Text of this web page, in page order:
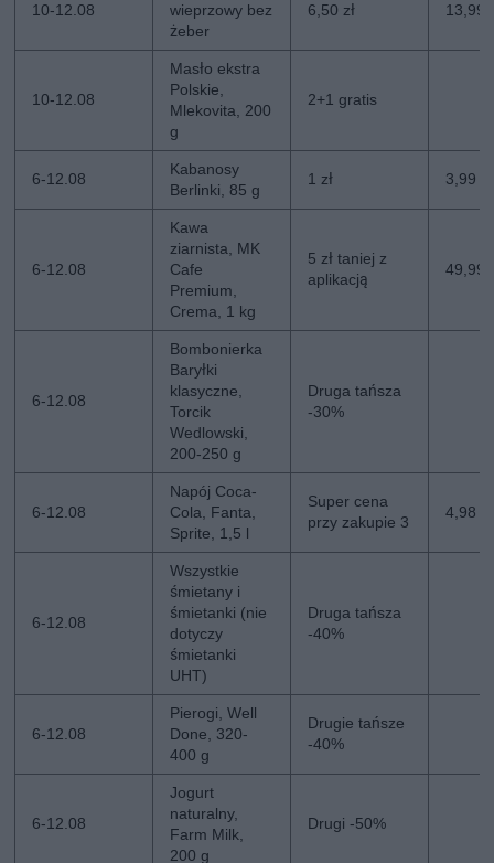
10-12.08
wieprzowy bez
żeber
6,50 zł 13,99
10-12.08
Masło ekstra
Polskie,
Mlekovita, 200
g
2+1 gratis
6-12.08
Kabanosy
Berlinki, 85 g
1 zł 3,99
6-12.08
Kawa
ziarnista, MK
Cafe
Premium,
Crema, 1 kg
5 zł taniej z
aplikacją
49,99
6-12.08
Bombonierka
Baryłki
klasyczne,
Torcik
Wedlowski,
200-250 g
Druga tańsza
-30%
6-12.08
Napój Coca-
Cola, Fanta,
Sprite, 1,5 l
Super cena
przy zakupie 3
4,98
6-12.08
Wszystkie
śmietany i
śmietanki (nie
dotyczy
śmietanki
UHT)
Druga tańsza
-40%
6-12.08
Pierogi, Well
Done, 320-
400 g
Drugie tańsze
-40%
6-12.08
Jogurt
naturalny,
Farm Milk,
200 g
Drugi -50%